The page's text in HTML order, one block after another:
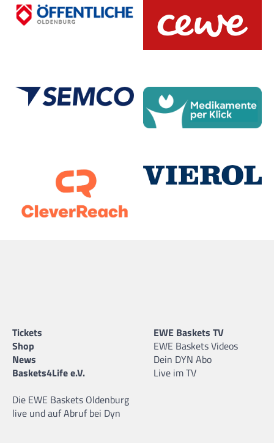
Tickets
Shop
News
Baskets4Life e.V.
Die EWE Baskets Oldenburg
live und auf Abruf bei Dyn
EWE Baskets TV
EWE Baskets Videos
Dein DYN Abo
Live im TV